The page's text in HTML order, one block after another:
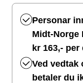
Personar
Midt-Norge
kr 163,- per
Ved vedtak
betaler du